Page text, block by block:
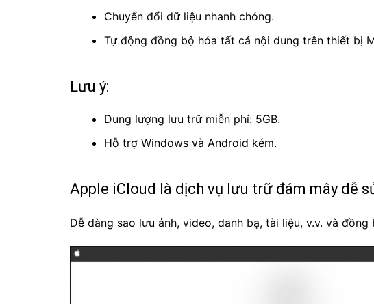
Chuyển đổi dữ liệu nhanh chóng.
Tự động đồng bộ hóa tất cả nội dung trên thiết bị
Lưu ý:
Dung lượng lưu trữ miễn phí: 5GB.
Hỗ trợ Windows và Android kém.
Apple iCloud là dịch vụ lưu trữ đám mây dễ
Dễ dàng sao lưu ảnh, video, danh bạ, tài liệu, v.v. và